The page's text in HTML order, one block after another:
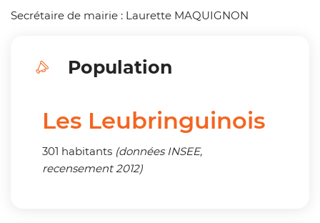
Secrétaire de mairie : Laurette MAQUIGNON
Population
Les Leubringuinois
301 habitants (données INSEE,
recensement 2012)